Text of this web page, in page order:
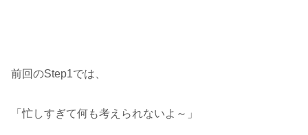
前回のStep1では、
「忙しすぎて何も考えられないよ～」